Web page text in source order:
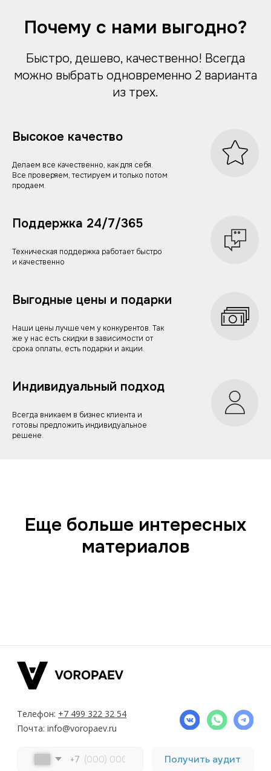
Почему с нами выгодно?
Быстро, дешево, качественно! Всегда
можно выбрать одновременно 2 варианта
из трех.
Высокое качество
Делаем все качественно, как для себя.
Все проверяем, тестируем и только потом
продаем.
Поддержка 24/7/365
Техническая поддержка работает быстро
и качественно
Выгодные цены и подарки
Наши цены лучше чем у конкурентов. Так
же у нас есть скидки в зависимости от
срока оплаты, есть подарки и акции.
Индивидуальный подход
Всегда вникаем в бизнес клиента и
готовы предложить индивидуальное
решене.
Еще больше интересных
материалов
Тарифы на продвижение
GEO & AEO продвижение
Продвижение в Google
Продвижение интернет магазинов
Оплата за лиды (заявки)
Digital Блог